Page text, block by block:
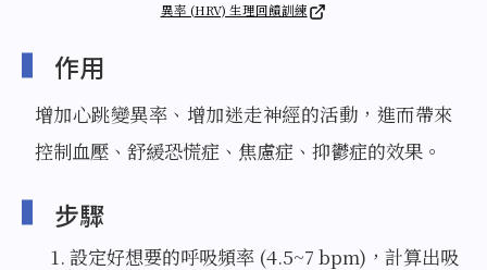
異率 (HRV) 生理回饋訓練
作用
增加心跳變異率、增加迷走神經的活動，進而帶來
控制血壓、舒緩恐慌症、焦慮症、抑鬱症的效果。
步驟
設定好想要的呼吸頻率 (4.5~7 bpm)，計算出吸